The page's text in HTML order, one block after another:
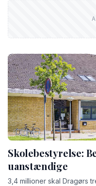
Skolebestyrelse:
uanstændige
3,4 millioner skal Dragørs